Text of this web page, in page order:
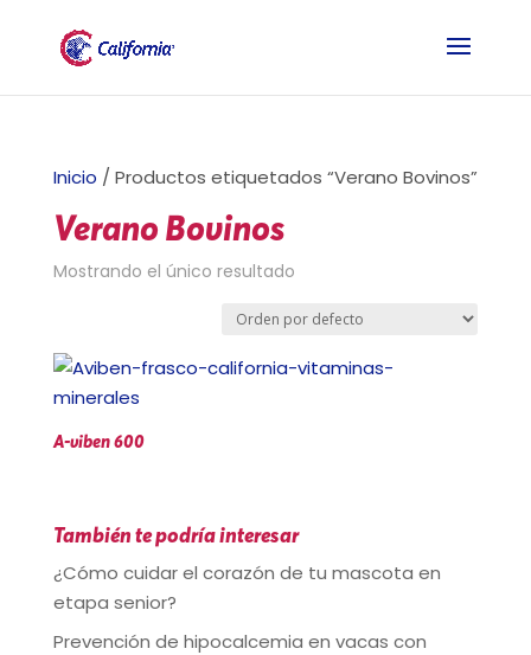
Inicio / Productos etiquetados “Verano Bovinos”
Verano Bovinos
Mostrando el único resultado
A-viben 600
También te podría interesar
¿Cómo cuidar el corazón de tu mascota en
etapa senior?
Prevención de hipocalcemia en vacas con